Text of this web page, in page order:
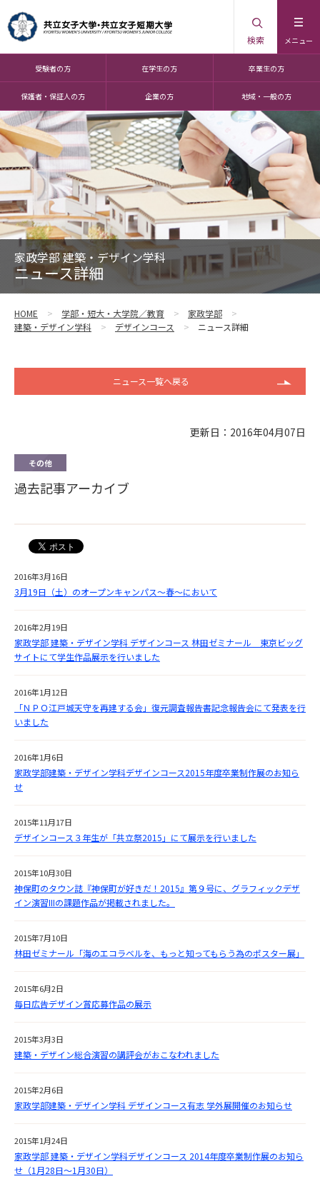
メニュー
検索
受験者の方 在学生の方 卒業生の方
保護者・保証人の方 企業の方 地域・一般の方
家政学部 建築・デザイン学科
ニュース詳細
HOME 学部・短大・大学院／教育
家政学部
建築・デザイン学科
デザインコース ニュース詳細
ニュース一覧へ戻る
更新日：2016年04月07日
その他
過去記事アーカイブ
2016年3月16日
3月19日（土）のオープンキャンパス～春～において
2016年2月19日
家政学部 建築・デザイン学科 デザインコース 林田ゼミナール 東京ビッグ
サイトにて学生作品展示を行いました
2016年1月12日
「ＮＰＯ江戸城天守を再建する会」復元調査報告書記念報告会にて発表を行
いました
2016年1月6日
家政学部建築・デザイン学科デザインコース2015年度卒業制作展のお知ら
せ
2015年11月17日
デザインコース３年生が「共立祭2015」にて展示を行いました
2015年10月30日
神保町のタウン誌『神保町が好きだ！2015』第９号に、グラフィックデザ
イン演習IIIの課題作品が掲載されました。
2015年7月10日
林田ゼミナール「海のエコラベルを、もっと知ってもらう為のポスター展」
2015年6月2日
毎日広告デザイン賞応募作品の展示
2015年3月3日
建築・デザイン総合演習の講評会がおこなわれました
2015年2月6日
家政学部建築・デザイン学科 デザインコース有志 学外展開催のお知らせ
2015年1月24日
家政学部 建築・デザイン学科デザインコース 2014年度卒業制作展のお知ら
せ（1月28日～1月30日）